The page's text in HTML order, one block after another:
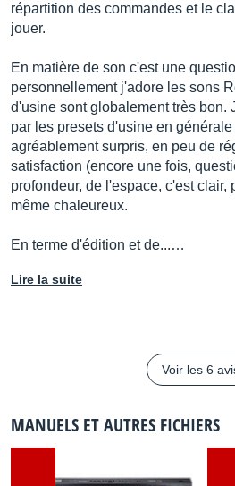
répartition des commandes et le
jouer.
En matière de son c'est une
personnellement j'adore les sons
d'usine sont globalement très bon.
par les presets d'usine en
agréablement surpris, en peu de
satisfaction (encore une fois,
profondeur, de l'espace, c'est clair,
même chaleureux.
En terme d'édition et de...…
Lire la suite
Voir les 6
MANUELS ET AUTRES FICHIERS